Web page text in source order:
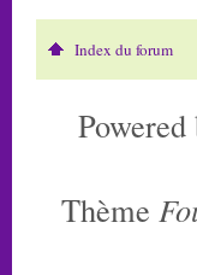
Index du forum
Powered
Thème